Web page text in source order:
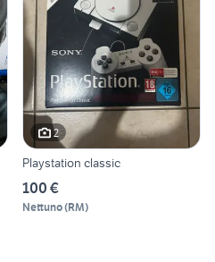
2
Playstation classic
100 €
Nettuno(RM)